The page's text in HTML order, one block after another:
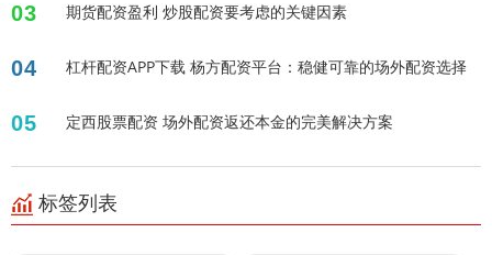
03 期货配资盈利 炒股配资要考虑的关键因素
04 杠杆配资APP下载 杨方配资平台：稳健可靠的场外配资选择
05 定西股票配资 场外配资返还本金的完美解决方案
标签列表